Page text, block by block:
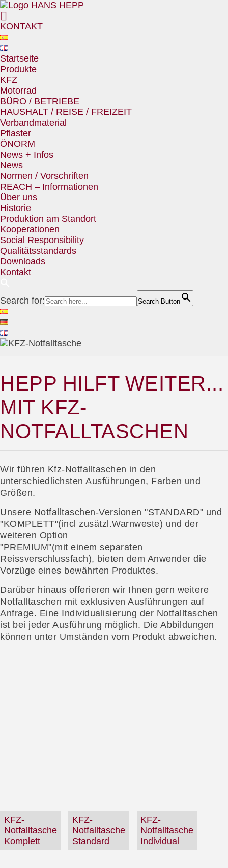
KONTAKT
Startseite
Produkte
KFZ
Motorrad
BÜRO / BETRIEBE
HAUSHALT / REISE / FREIZEIT
Verbandmaterial
Pflaster
ÖNORM
News + Infos
News
Normen / Vorschriften
REACH – Informationen
Über uns
Historie
Produktion am Standort
Kooperationen
Social Responsibility
Qualitätsstandards
Downloads
Kontakt
Search for: Search Button
HEPP HILFT WEITER...
MIT KFZ-
NOTFALLTASCHEN
Wir führen Kfz-Notfalltaschen in den
unterschiedlichsten Ausführungen, Farben und
Größen.
Unsere Notfalltaschen-Versionen "STANDARD" und
"KOMPLETT"(incl zusätzl.Warnweste) und der
weiteren Option
"PREMIUM"(mit einem separaten
Reissverschlussfach), bieten dem Anwender die
Vorzüge eines bewährten Produktes.
Darüber hinaus offerieren wir Ihnen gern weitere
Notfalltaschen mit exklusiven Ausführungen auf
Anfrage. Eine Individualisierung der Notfalltaschen
ist bei jeder Ausführung möglich. Die Abbildungen
können unter Umständen vom Produkt abweichen.
KFZ-
Notfalltasche
Komplett
KFZ-
Notfalltasche
Standard
KFZ-
Notfalltasche
Individual